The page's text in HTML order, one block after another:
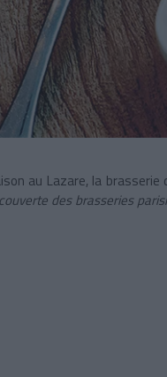
au Lazare, la brasserie
des brasseries